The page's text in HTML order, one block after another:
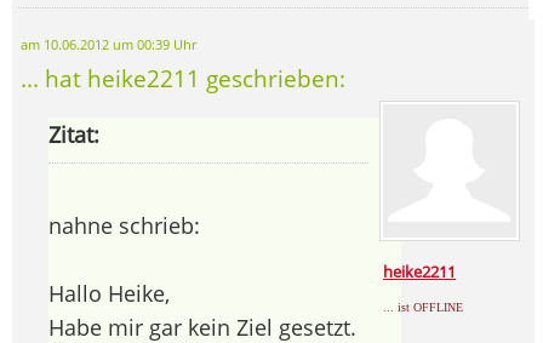
am 10.06.2012 um 00:39 Uhr
... hat heike2211 geschrieben:
heike2211
... ist OFFLINE
Zitat:
nahne schrieb:
Hallo Heike,
Habe mir gar kein Ziel gesetzt.